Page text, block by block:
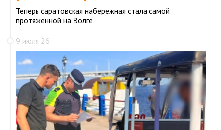
Теперь саратовская набережная стала самой
протяженной на Волге
9 июля 26